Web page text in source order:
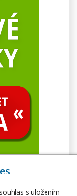
s uložením